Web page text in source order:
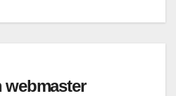
webmaster